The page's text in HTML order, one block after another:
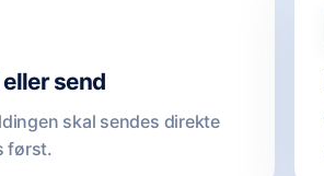
send
skal sendes direkte
først.